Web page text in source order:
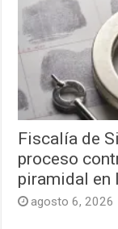
Fiscalía de
proceso
piramidal en
agosto 6, 2026